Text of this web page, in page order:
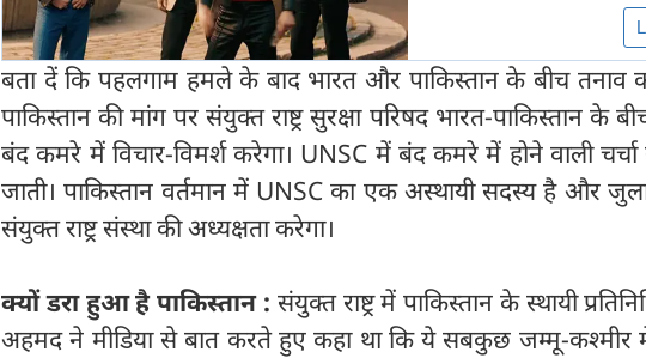
बता दें कि पहलगाम हमले के बाद भारत और पाकिस्तान के बीच तनाव
पाकिस्तान की मांग पर संयुक्त राष्ट्र सुरक्षा परिषद भारत-पाकिस्तान के
बंद कमरे में विचार-विमर्श करेगा। UNSC में बंद कमरे में होने वाली चर्चा
जाती। पाकिस्तान वर्तमान में UNSC का एक अस्थायी सदस्य है और
संयुक्त राष्ट्र संस्था की अध्यक्षता करेगा।
क्यों डरा हुआ है पाकिस्तान : संयुक्त राष्ट्र में पाकिस्तान के स्थायी
अहमद ने मीडिया से बात करते हुए कहा था कि ये सबकुछ जम्मू-